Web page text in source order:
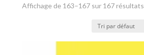
Affichage de 163–167 sur 167 résultats